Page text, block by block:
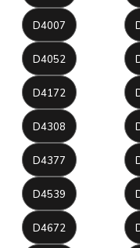
D4007
D4052
D4172
D4308
D4377
D4539
D4672